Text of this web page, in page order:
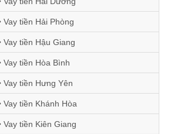
Vay tiền Hải Phòng
Vay tiền Hậu Giang
Vay tiền Hòa Bình
Vay tiền Hưng Yên
Vay tiền Khánh Hòa
Vay tiền Kiên Giang